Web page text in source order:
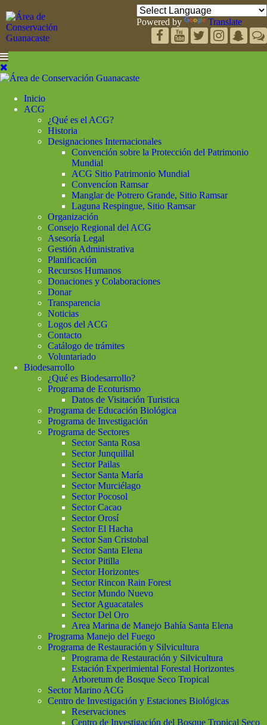
Powered by Translate
Inicio
ACG
¿Qué es el ACG?
Historia
Designaciones Internacionales
Convención sobre la Protección del Patrimonio
Mundial
ACG Sitio Patrimonio Mundial
Convencíon Ramsar
Manglar de Potrero Grande, Sitio Ramsar
Laguna Respingue, Sitio Ramsar
Organización
Consejo Regional del ACG
Asesoría Legal
Gestión Administrativa
Planificación
Recursos Humanos
Donaciones y Colaboraciones
Donar
Transparencia
Noticias
Logos del ACG
Contacto
Catálogo de trámites
Voluntariado
Biodesarrollo
¿Qué es Biodesarrollo?
Programa de Ecoturismo
Datos de Visitación Turistica
Programa de Educación Biológica
Programa de Investigación
Programa de Sectores
Sector Santa Rosa
Sector Junquillal
Sector Pailas
Sector Santa María
Sector Murciélago
Sector Pocosol
Sector Cacao
Sector Orosí
Sector El Hacha
Sector San Cristobal
Sector Santa Elena
Sector Pitilla
Sector Horizontes
Sector Rincon Rain Forest
Sector Mundo Nuevo
Sector Aguacatales
Sector Del Oro
Area Marina de Manejo Bahía Santa Elena
Programa Manejo del Fuego
Programa de Restauración y Silvicultura
Programa de Restauración y Silvicultura
Estación Experimiental Forestal Horizontes
Arboretum de Bosque Seco Tropical
Sector Marino ACG
Centro de Investigación y Estaciones Biológicas
Reservaciones
Centro de Investigación del Bosque Tropical Seco